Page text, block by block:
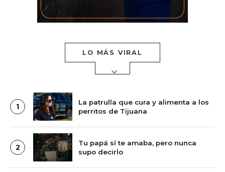
LO MÁS VIRAL
1
La patrulla que cura y alimenta a los
perritos de Tijuana
2
Tu papá sí te amaba, pero nunca
supo decirlo